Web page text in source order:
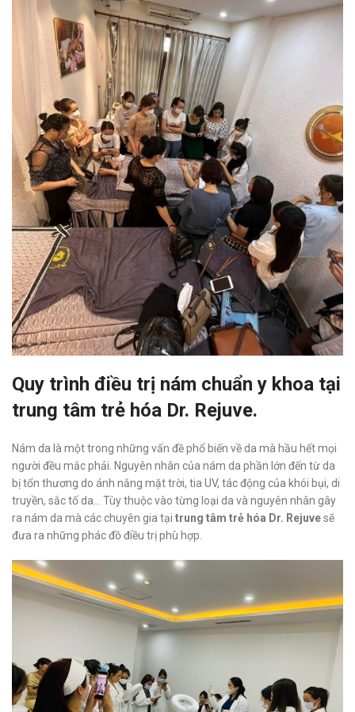
Quy trình điều trị nám chuẩn y khoa tại
trung tâm trẻ hóa Dr. Rejuve.
Nám da là một trong những vấn đề phổ biến về da mà hầu hết mọi
người đều mắc phải. Nguyên nhân của nám da phần lớn đến từ da
bị tổn thương do ánh nắng mặt trời, tia UV, tác động của khói bụi, di
truyền, sắc tố da… Tùy thuộc vào từng loại da và nguyên nhân gây
ra nám da mà các chuyên gia tại trung tâm trẻ hóa Dr. Rejuvesẽ
đưa ra những phác đồ điều trị phù hợp.